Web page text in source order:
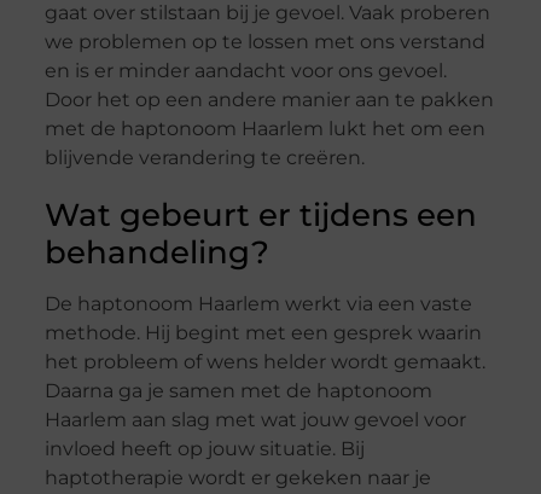
gaat over stilstaan bij je gevoel. Vaak proberen
we problemen op te lossen met ons verstand
en is er minder aandacht voor ons gevoel.
Door het op een andere manier aan te pakken
met de haptonoom Haarlem lukt het om een
blijvende verandering te creëren.
Wat gebeurt er tijdens een
behandeling?
De haptonoom Haarlem werkt via een vaste
methode. Hij begint met een gesprek waarin
het probleem of wens helder wordt gemaakt.
Daarna ga je samen met de haptonoom
Haarlem aan slag met wat jouw gevoel voor
invloed heeft op jouw situatie. Bij
haptotherapie wordt er gekeken naar je